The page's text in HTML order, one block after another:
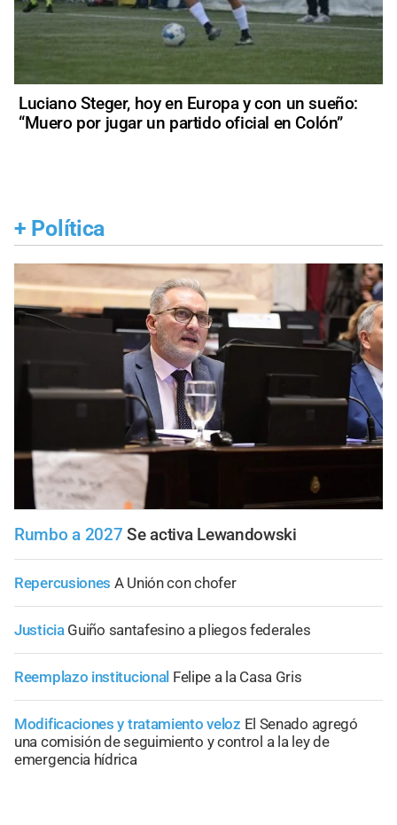
Luciano Steger, hoy en Europa y con un sueño:
“Muero por jugar un partido oficial en Colón”
+ Política
Rumbo a 2027 Se activa Lewandowski
Repercusiones A Unión con chofer
Justicia Guiño santafesino a pliegos federales
Reemplazo institucional Felipe a la Casa Gris
Modificaciones y tratamiento veloz El Senado agregó
una comisión de seguimiento y control a la ley de
emergencia hídrica